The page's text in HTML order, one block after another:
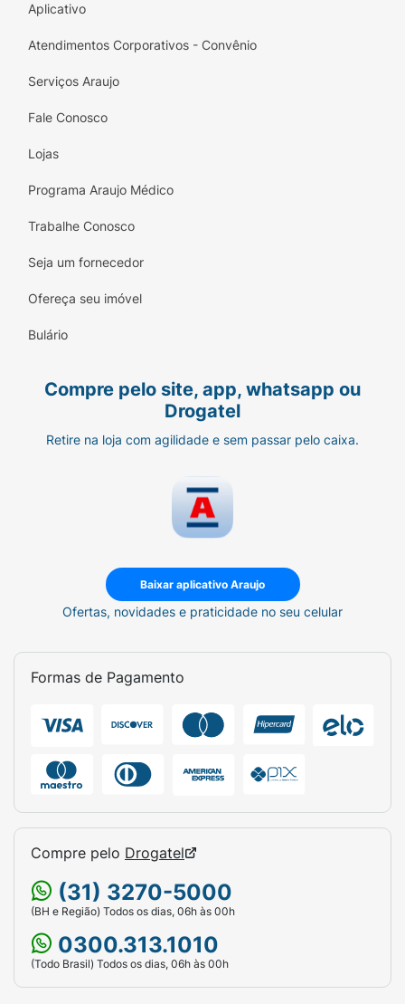
Aplicativo
Atendimentos Corporativos - Convênio
Serviços Araujo
Fale Conosco
Lojas
Programa Araujo Médico
Trabalhe Conosco
Seja um fornecedor
Ofereça seu imóvel
Bulário
Compre pelo site, app, whatsapp ou
Drogatel
Retire na loja com agilidade e sem passar pelo caixa.
Baixar aplicativo Araujo
Ofertas, novidades e praticidade no seu celular
Formas de Pagamento
Compre pelo Drogatel
(31) 3270-5000
(BH e Região) Todos os dias, 06h às 00h
0300.313.1010
(Todo Brasil) Todos os dias, 06h às 00h